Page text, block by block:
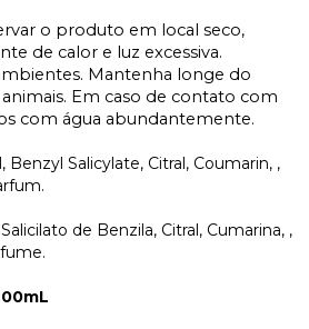
o produto em local seco,
de calor e luz excessiva.
Mantenha longe do
animais. Em caso de contato com
com água abundantemente.
Benzyl Salicylate, Citral, Coumarin, ,
de Benzila, Citral, Cumarina, ,